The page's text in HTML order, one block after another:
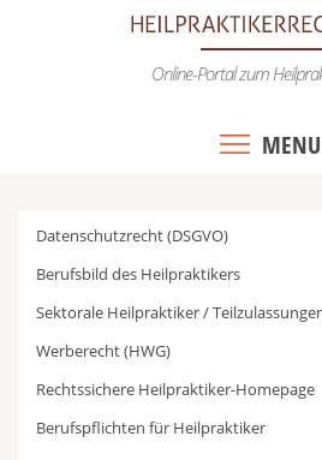
Online-Portal zum
MENU
Datenschutzrecht (DSGVO)
Berufsbild des Heilpraktikers
Sektorale Heilpraktiker /
Werberecht (HWG)
Rechtssichere Heilpraktiker-Homepage
Berufspflichten für Heilpraktiker